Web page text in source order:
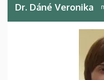
Dr. Dáné Veronika